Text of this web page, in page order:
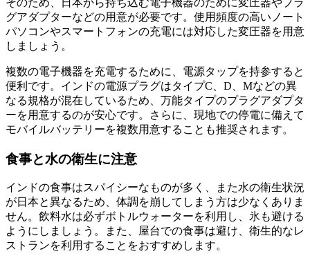
グアダプターなどの用意が必要です。使用頻度の高いノート
パソコンやスマートフォンの充電には対応した変圧器を用意
しましょう。
複数の電子機器を充電するために、電源タップを持参すると
便利です。インドの電源プラグはタイプC、D、Mなどの異
なる規格が混在しているため、万能タイプのプラグアダプタ
ーを用意するのが安心です。さらに、現地での停電に備えて
モバイルバッテリーを複数用意することも推奨されます。
食事と水の衛生に注意
インドの食事はスパイシーなものが多く、また水の衛生状況
が日本と異なるため、体調を崩してしまう方は少なくありま
せん。飲料水は必ずボトルウォーターを利用し、氷も避ける
ようにしましょう。また、屋台での食事は避け、衛生的なレ
ストランを利用することをおすすめします。